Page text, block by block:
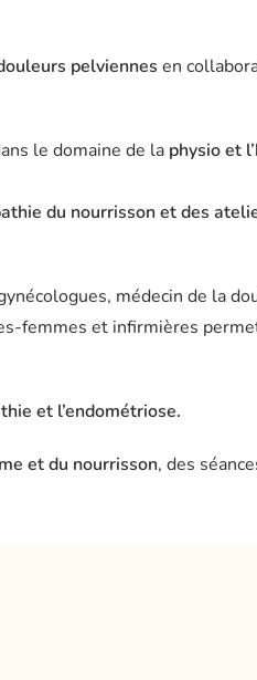
pelviennes en
le domaine de la physio et
du nourrisson et des
médecin de la
femmes et infirmières
et l’endométriose.
et du nourrisson, des